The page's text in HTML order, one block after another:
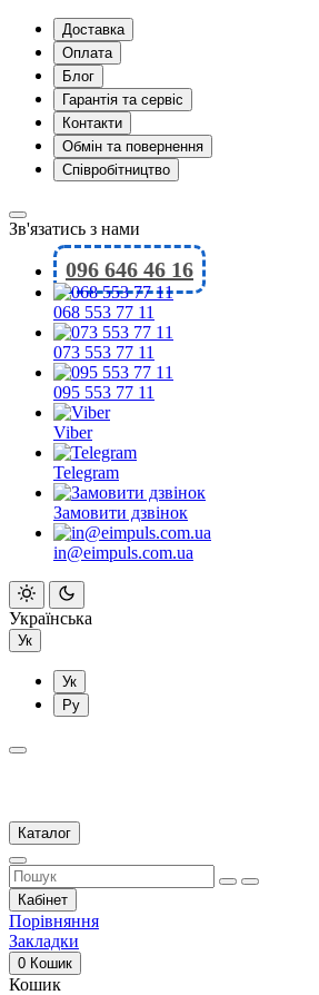
Доставка
Оплата
Блог
Гарантія та сервіс
Контакти
Обмін та повернення
Співробітництво
Зв'язатись з нами
096 646 46 16
068 553 77 11
073 553 77 11
095 553 77 11
Viber
Telegram
Замовити дзвінок
in@eimpuls.com.ua
Українська
Ук
Ук
Ру
Каталог
Кабінет
Порівняння
Закладки
0 Кошик
Кошик